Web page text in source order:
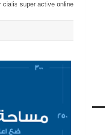
cialis super active online